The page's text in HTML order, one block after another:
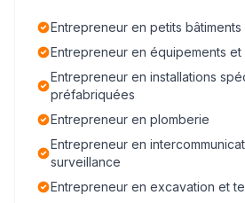
Entrepreneur en petits bâtiments
Entrepreneur en équipements
Entrepreneur en installations
préfabriquées
Entrepreneur en plomberie
Entrepreneur en
surveillance
Entrepreneur en excavation et